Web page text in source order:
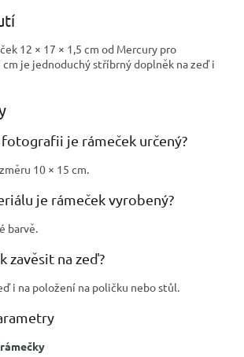
12 × 17 × 1,5 cm od Mercury pro
je jednoduchý stříbrný doplněk na zeď i
fotografii je rámeček určený?
10 × 15 cm.
je rámeček vyrobený?
barvě.
zavěsit na zeď?
i na položení na poličku nebo stůl.